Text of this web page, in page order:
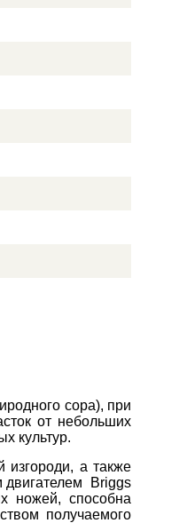
сора), при
от небольших
культур.
изгороди, а также
двигателем Briggs
ножей, способна
получаемого